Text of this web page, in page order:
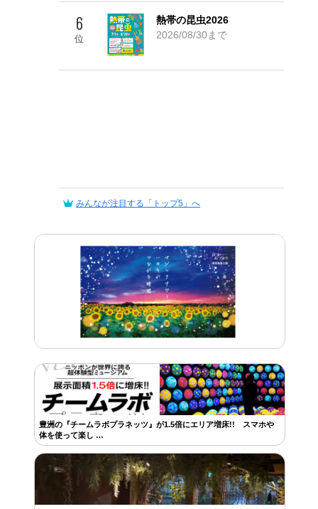
6
位
熱帯の昆虫2026
2026/08/30まで
みんなが注目する「トップ5」へ
豊洲の『チームラボプラネッツ』が1.5倍にエリア増床!! スマホや
体を使って楽し …